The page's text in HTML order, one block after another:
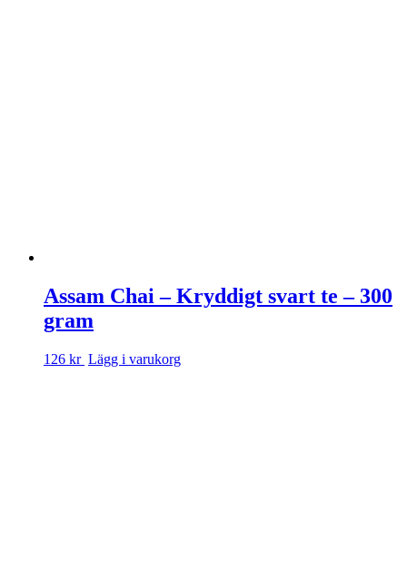
Assam Chai – Kryddigt svart te – 300
gram
126 kr Lägg i varukorg